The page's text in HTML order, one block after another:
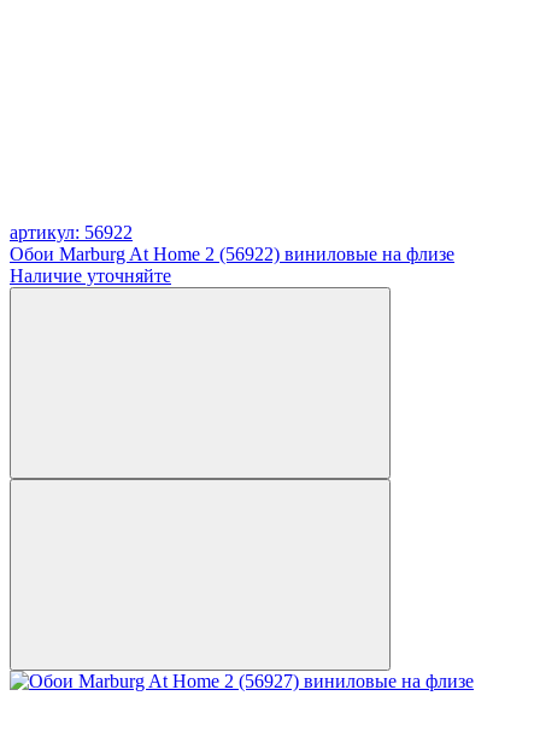
артикул: 56922
Обои Marburg At Home 2 (56922) виниловые на флизе
Наличие уточняйте